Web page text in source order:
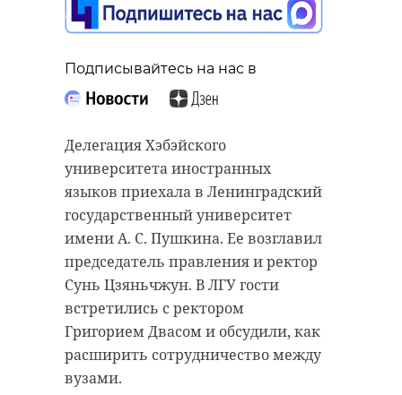
Подписывайтесь на нас в
Делегация Хэбэйского
университета иностранных
языков приехала в Ленинградский
государственный университет
имени А. С. Пушкина. Ее возглавил
председатель правления и ректор
Сунь Цзяньчжун. В ЛГУ гости
встретились с ректором
Григорием Двасом и обсудили, как
расширить сотрудничество между
вузами.